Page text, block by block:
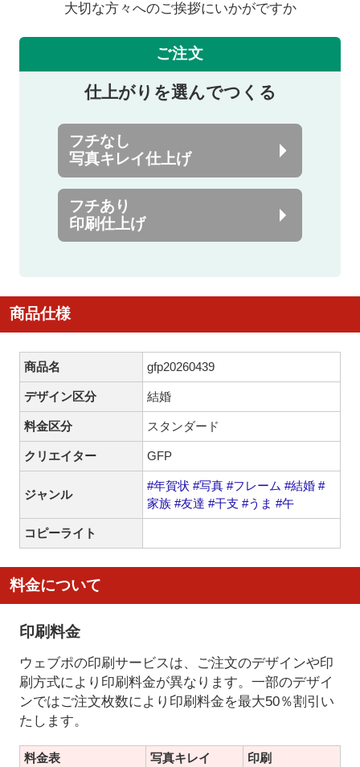
大切な方々へのご挨拶にいかがですか
ご注文
仕上がりを選んでつくる
フチなし
写真キレイ仕上げ
フチあり
印刷仕上げ
商品仕様
商品名 gfp20260439
デザイン区分 結婚
料金区分 スタンダード
クリエイター GFP
ジャンル
#年賀状 #写真 #フレーム #結婚 #
家族 #友達 #干支 #うま #午
コピーライト
料金について
印刷料金
ウェブポの印刷サービスは、ご注文のデザインや印
刷方式により印刷料金が異なります。一部のデザイ
ンではご注文枚数により印刷料金を最大50％割引い
たします。
料金表
写真キレイ
印刷